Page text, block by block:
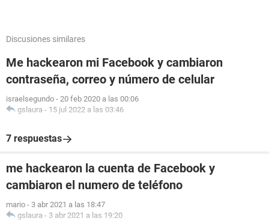
Discusiones similares
Me hackearon mi Facebook y cambiaron
contraseña, correo y número de celular
israelsegundo - 20 feb 2020 a las 00:06
gslaura - 15 jul 2022 a las 03:46
7 respuestas
me hackearon la cuenta de Facebook y
cambiaron el numero de teléfono
mario - 3 abr 2021 a las 18:47
gslaura - 3 abr 2021 a las 19:20